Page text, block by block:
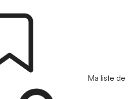
Ma liste de